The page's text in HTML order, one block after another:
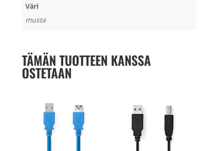
Väri
musta
TÄMÄN TUOTTEEN KANSSA
OSTETAAN